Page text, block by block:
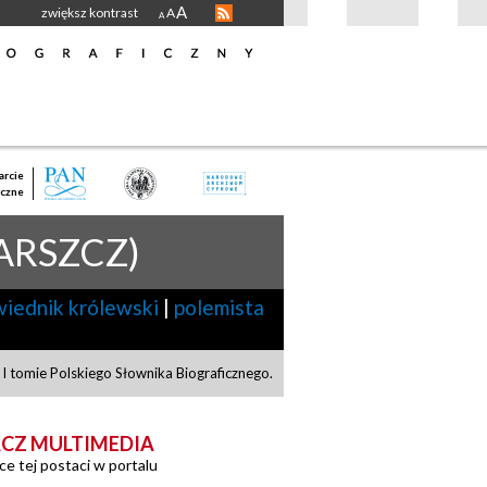
zwiększ kontrast A AA
królewski | polemista
Polskiego Słownika Biograficznego.
MULTIMEDIA
tej postaci w portalu